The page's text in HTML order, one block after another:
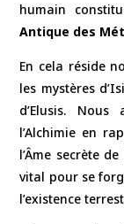
humain
Antique des
En cela réside
les mystères
d’Elusis.
l’Alchimie en
l’Âme secrète
vital pour se
l’existence